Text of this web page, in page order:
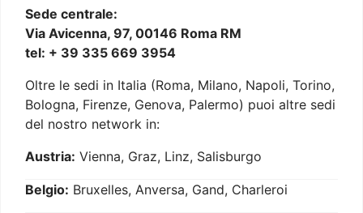
Sede centrale:
Via Avicenna, 97, 00146 Roma RM
tel: + 39 335 669 3954
Oltre le sedi in Italia (Roma, Milano, Napoli, Torino,
Bologna, Firenze, Genova, Palermo) puoi altre sedi
del nostro network in:
Austria: Vienna, Graz, Linz, Salisburgo
Belgio: Bruxelles, Anversa, Gand, Charleroi